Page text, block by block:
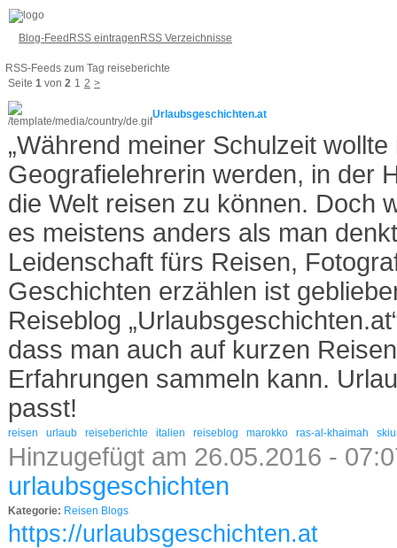
Blog-Feed RSS eintragen RSS Verzeichnisse
RSS-Feeds zum Tag reiseberichte
Seite 1 von 2 1 2 >
Urlaubsgeschichten.at
„Während meiner Schulzeit
Geografielehrerin werden, in der
die Welt reisen zu können. Doch
es meistens anders als man
Leidenschaft fürs Reisen,
Geschichten erzählen ist
Reiseblog
dass man auch auf kurzen
Erfahrungen sammeln kann.
passt!
reisen urlaub reiseberichte italien reiseblog marokko ras-al-khaimah
Hinzugefügt am 26.05.2016 -
urlaubsgeschichten
Kategorie: Reisen Blogs
https://urlaubsgeschichten.at